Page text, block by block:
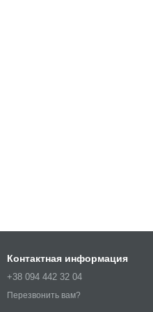
Контактная информация
+38 094 442 32 04
Перезвонить вам?